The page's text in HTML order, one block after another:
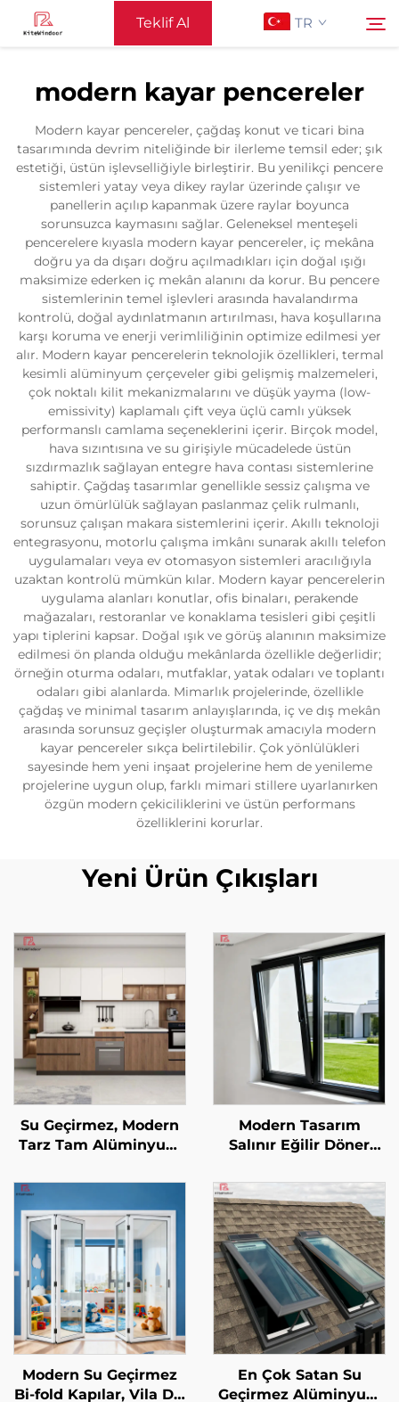
Teklif Al TR
Destek
Ürünler
Uygulama
Haberler
Bize Ulaşın
Ara
modern kayar pencereler
Modern kayar pencereler, çağdaş konut ve ticari bina
tasarımında devrim niteliğinde bir ilerleme temsil eder; şık
estetiği, üstün işlevselliğiyle birleştirir. Bu yenilikçi pencere
sistemleri yatay veya dikey raylar üzerinde çalışır ve
panellerin açılıp kapanmak üzere raylar boyunca
sorunsuzca kaymasını sağlar. Geleneksel menteşeli
pencerelere kıyasla modern kayar pencereler, iç mekâna
doğru ya da dışarı doğru açılmadıkları için doğal ışığı
maksimize ederken iç mekân alanını da korur. Bu pencere
sistemlerinin temel işlevleri arasında havalandırma
kontrolü, doğal aydınlatmanın artırılması, hava koşullarına
karşı koruma ve enerji verimliliğinin optimize edilmesi yer
alır. Modern kayar pencerelerin teknolojik özellikleri, termal
kesimli alüminyum çerçeveler gibi gelişmiş malzemeleri,
çok noktalı kilit mekanizmalarını ve düşük yayma (low-
emissivity) kaplamalı çift veya üçlü camlı yüksek
performanslı camlama seçeneklerini içerir. Birçok model,
hava sızıntısına ve su girişiyle mücadelede üstün
sızdırmazlık sağlayan entegre hava contası sistemlerine
sahiptir. Çağdaş tasarımlar genellikle sessiz çalışma ve
uzun ömürlülük sağlayan paslanmaz çelik rulmanlı,
sorunsuz çalışan makara sistemlerini içerir. Akıllı teknoloji
entegrasyonu, motorlu çalışma imkânı sunarak akıllı telefon
uygulamaları veya ev otomasyon sistemleri aracılığıyla
uzaktan kontrolü mümkün kılar. Modern kayar pencerelerin
uygulama alanları konutlar, ofis binaları, perakende
mağazaları, restoranlar ve konaklama tesisleri gibi çeşitli
yapı tiplerini kapsar. Doğal ışık ve görüş alanının maksimize
edilmesi ön planda olduğu mekânlarda özellikle değerlidir;
örneğin oturma odaları, mutfaklar, yatak odaları ve toplantı
odaları gibi alanlarda. Mimarlık projelerinde, özellikle
çağdaş ve minimal tasarım anlayışlarında, iç ve dış mekân
arasında sorunsuz geçişler oluşturmak amacıyla modern
kayar pencereler sıkça belirtilebilir. Çok yönlülükleri
sayesinde hem yeni inşaat projelerine hem de yenileme
projelerine uygun olup, farklı mimari stillere uyarlanırken
özgün modern çekiciliklerini ve üstün performans
özelliklerini korurlar.
Yeni Ürün Çıkışları
Su Geçirmez, Modern
Tarz Tam Alüminyum
Gardırop Seti için Özel
Modern Tasarım
Salınır Eğilir Döner
Saplama Pencereleri,
Ekstra İnce Çerçeveli,
Ses Yalıtımlı Ekran, Isı
Yalıtımı
Modern Su Geçirmez
Bi-fold Kapılar, Vila Dış
En Çok Satan Su
Geçirmez Alüminyum